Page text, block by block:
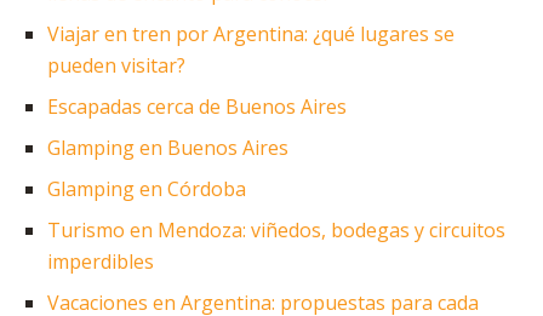
Viajar en tren por Argentina: ¿qué lugares se
pueden visitar?
Escapadas cerca de Buenos Aires
Glamping en Buenos Aires
Glamping en Córdoba
Turismo en Mendoza: viñedos, bodegas y circuitos
imperdibles
Vacaciones en Argentina: propuestas para cada